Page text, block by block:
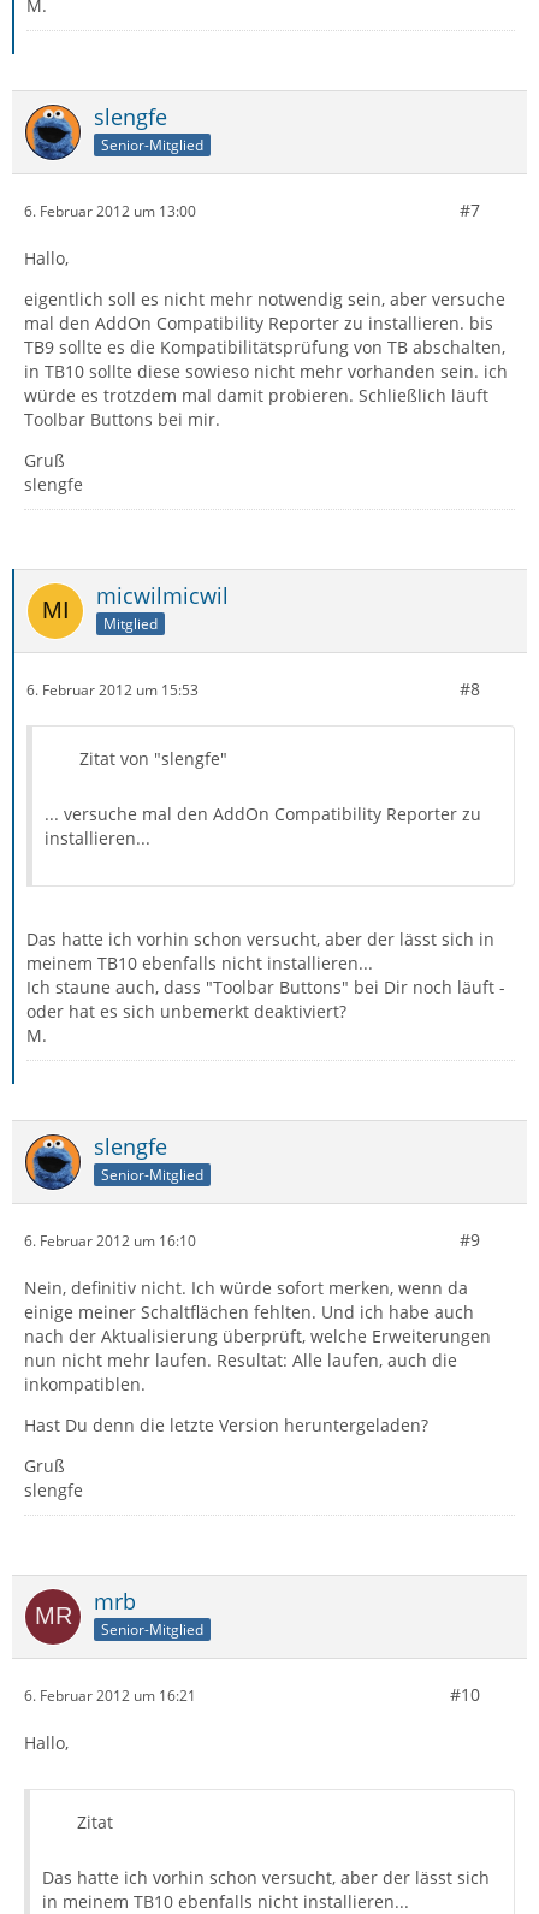
M.
slengfe
Senior-Mitglied
6. Februar 2012 um 13:00 #7
Hallo,
eigentlich soll es nicht mehr notwendig sein, aber versuche
mal den AddOn Compatibility Reporter zu installieren. bis
TB9 sollte es die Kompatibilitätsprüfung von TB abschalten,
in TB10 sollte diese sowieso nicht mehr vorhanden sein. ich
würde es trotzdem mal damit probieren. Schließlich läuft
Toolbar Buttons bei mir.
Gruß
slengfe
micwilmicwil
Mitglied
6. Februar 2012 um 15:53 #8
Zitat von "slengfe"
... versuche mal den AddOn Compatibility Reporter zu
installieren...
Das hatte ich vorhin schon versucht, aber der lässt sich in
meinem TB10 ebenfalls nicht installieren...
Ich staune auch, dass "Toolbar Buttons" bei Dir noch läuft -
oder hat es sich unbemerkt deaktiviert?
M.
slengfe
Senior-Mitglied
6. Februar 2012 um 16:10 #9
Nein, definitiv nicht. Ich würde sofort merken, wenn da
einige meiner Schaltflächen fehlten. Und ich habe auch
nach der Aktualisierung überprüft, welche Erweiterungen
nun nicht mehr laufen. Resultat: Alle laufen, auch die
inkompatiblen.
Hast Du denn die letzte Version heruntergeladen?
Gruß
slengfe
mrb
Senior-Mitglied
6. Februar 2012 um 16:21 #10
Hallo,
Zitat
Das hatte ich vorhin schon versucht, aber der lässt sich
in meinem TB10 ebenfalls nicht installieren...